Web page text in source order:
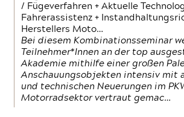
/ Fügeverfahren + Aktuelle
Fahrerassistenz +
Herstellers Moto…
Bei diesem Kombinationsseminar
Teilnehmer*Innen an der top
Akademie mithilfe einer großen
Anschauungsobjekten intensiv mit
und technischen Neuerungen im
Motorradsektor vertraut gemac…